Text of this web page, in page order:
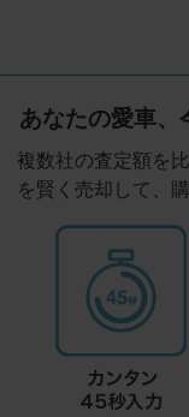
あなたの愛車、
複数社の査定額を
を賢く売却して、